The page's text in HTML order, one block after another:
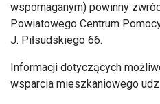
wspomaganym) powinny
Powiatowego Centrum
J. Piłsudskiego 66.
Informacji dotyczących
wsparcia mieszkaniowego